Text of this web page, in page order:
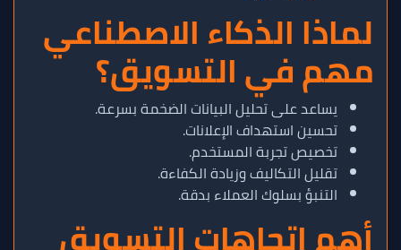
لماذا الذكاء الاصطناعي
مهم في التسويق؟
يساعد على تحليل البيانات الضخمة بسرعة.
تحسين استهداف الإعلانات.
تخصيص تجربة المستخدم.
تقليل التكاليف وزيادة الكفاءة.
التنبؤ بسلوك العملاء بدقة.